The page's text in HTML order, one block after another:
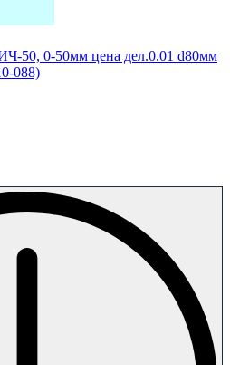
50, 0-50мм цена дел.0.01 d80мм
088)